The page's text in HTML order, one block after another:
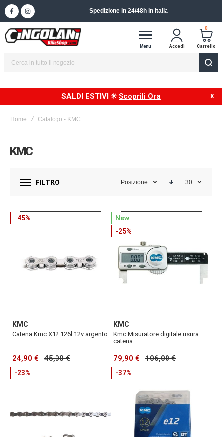
Spedizione in 24/48h in Italia
Menu Accedi
0
Carrello
SALDI ESTIVI ☀ Scoprili Ora
Home Catalogo - KMC
KMC
FILTRO Posizione 30
-45%
KMC
Catena Kmc X12 126l 12v argento
24,90 € 45,00 €
New
-25%
KMC
Kmc Misuratore digitale usura
catena
79,90 € 106,00 €
-23% -37%